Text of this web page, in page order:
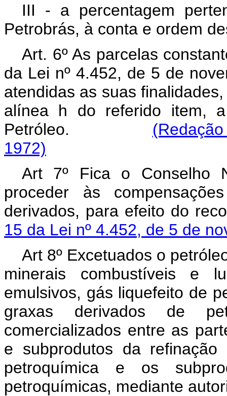
III - a percentagem
Petrobrás, à conta e ordem
Art. 6º As parcelas
da Lei nº 4.452, de 5 de
atendidas as suas
alínea h do referido item,
Petróleo.
1972)
Art 7º Fica o Conselho
proceder às
derivados, para efeito do
15 da Lei nº 4.452, de 5 de
Art 8º Excetuados o
minerais combustíveis e
emulsivos, gás liquefeito de
graxas derivados de
comercializados entre as
e subprodutos da
petroquímica e os
petroquímicas, mediante